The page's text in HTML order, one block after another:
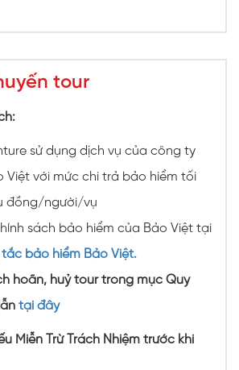
tour
sử dụng dịch vụ của công ty
Việt với mức chi trả bảo hiểm tối
đồng/người/vụ
sách bảo hiểm của Bảo Việt tại
bảo hiểm Bảo Việt.
hoãn, huỷ tour trong mục Quy
tại đây
Miễn Trừ Trách Nhiệm trước khi